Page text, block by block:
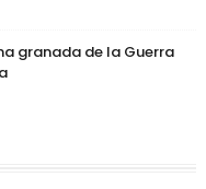
granada de la Guerra